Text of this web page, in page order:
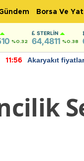
Borsa Ve
%0.32
STERLIN
64,4811 %0.38
22:37
IMF, Birleşik